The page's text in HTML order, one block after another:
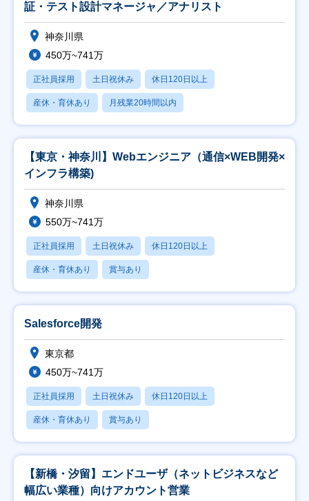
証・テスト設計マネージャ／アナリスト
神奈川県
450万~741万
正社員採用 土日祝休み 休日120日以上
産休・育休あり 月残業20時間以内
【東京・神奈川】Webエンジニア（通信×WEB開発×
インフラ構築)
神奈川県
550万~741万
正社員採用 土日祝休み 休日120日以上
産休・育休あり 賞与あり
Salesforce開発
東京都
450万~741万
正社員採用 土日祝休み 休日120日以上
産休・育休あり 賞与あり
【新橋・汐留】エンドユーザ（ネットビジネスなど
幅広い業種）向けアカウント営業